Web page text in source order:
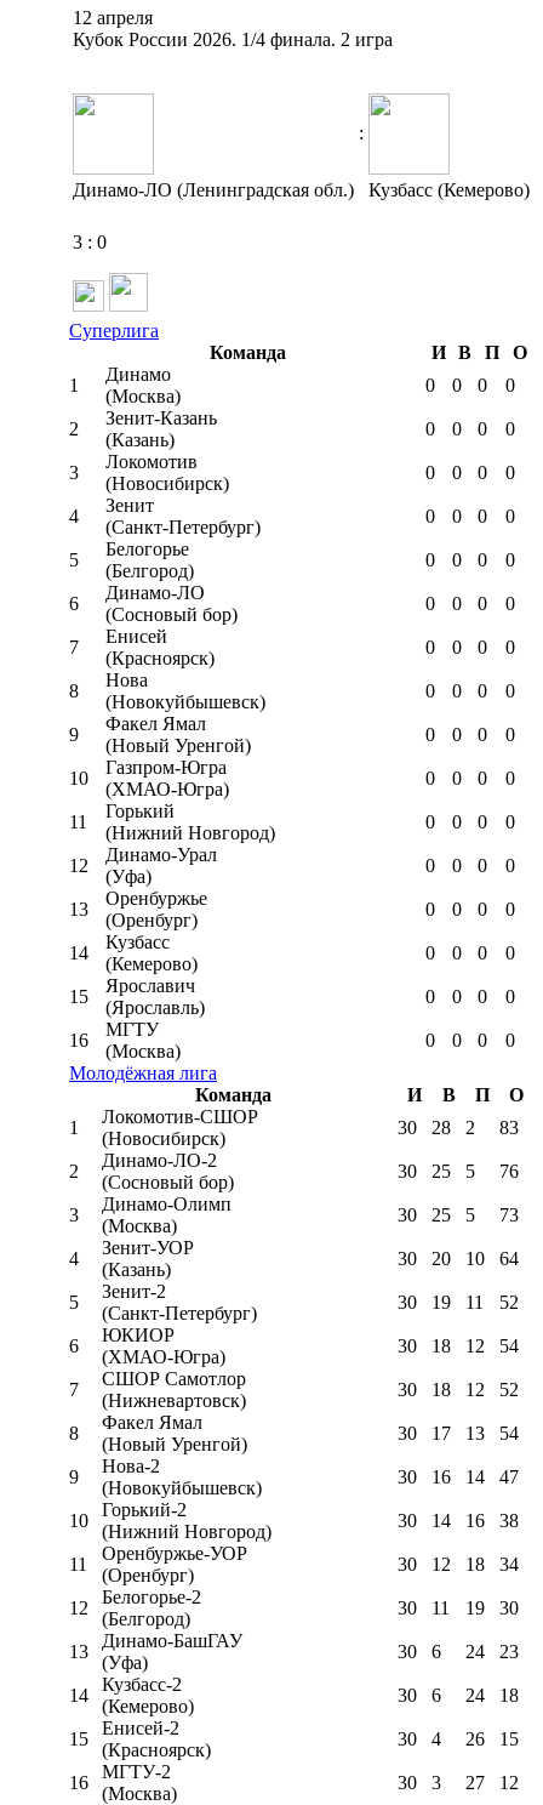
12 апреля
Кубок России 2026. 1/4 финала. 2 игра
:
Динамо-ЛО (Ленинградская обл.) Кузбасс (Кемерово)
3 : 0
Суперлига
Команда
И В П
О
1
Динамо
(Москва)
0 0 0 0
2
Зенит-Казань
(Казань)
0 0 0 0
3
Локомотив
(Новосибирск)
0 0 0 0
4
Зенит
(Санкт-Петербург)
0 0 0 0
5
Белогорье
(Белгород)
0 0 0 0
6
Динамо-ЛО
(Сосновый бор)
0 0 0 0
7
Енисей
(Красноярск)
0 0 0 0
8
Нова
(Новокуйбышевск)
0 0 0 0
9
Факел Ямал
(Новый Уренгой)
0 0 0 0
10
Газпром-Югра
(ХМАО-Югра)
0 0 0 0
11
Горький
(Нижний Новгород)
0 0 0 0
12
Динамо-Урал
(Уфа)
0 0 0 0
13
Оренбуржье
(Оренбург)
0 0 0 0
14
Кузбасс
(Кемерово)
0 0 0 0
15
Ярославич
(Ярославль)
0 0 0 0
16
МГТУ
(Москва)
0 0 0
0
Молодёжная лига
Команда
И В П
О
1
Локомотив-CШОР
(Новосибирск)
30 28 2 83
2
Динамо-ЛО-2
(Сосновый бор)
30 25 5 76
3
Динамо-Олимп
(Москва)
30 25 5 73
4
Зенит-УОР
(Казань)
30 20 10 64
5
Зенит-2
(Санкт-Петербург)
30 19 11 52
6
ЮКИОР
(ХМАО-Югра)
30 18 12 54
7
СШОР Самотлор
(Нижневартовск)
30 18 12 52
8
Факел Ямал
(Новый Уренгой)
30 17 13 54
9
Нова-2
(Новокуйбышевск)
30 16 14 47
10
Горький-2
(Нижний Новгород)
30 14 16 38
11
Оренбуржье-УОР
(Оренбург)
30 12 18 34
12
Белогорье-2
(Белгород)
30 11 19 30
13
Динамо-БашГАУ
(Уфа)
30 6 24 23
14
Кузбасс-2
(Кемерово)
30 6 24 18
15
Енисей-2
(Красноярск)
30 4 26 15
16
МГТУ-2
(Москва)
30 3 27 12